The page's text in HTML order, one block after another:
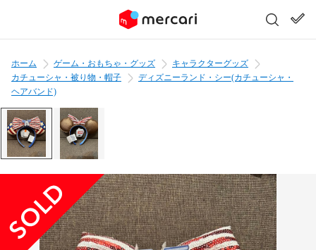
ホーム ゲーム・おもちゃ・グッズ
キャラクターグッズ
カチューシャ・被り物・帽子
ディズニーランド・シー(カチューシャ・
ヘアバンド)